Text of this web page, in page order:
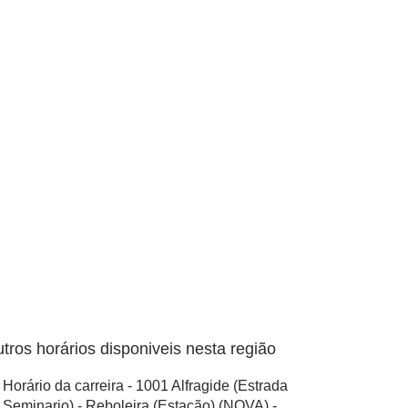
horários disponiveis nesta região
Horário da carreira - 1001 Alfragide (Estrada